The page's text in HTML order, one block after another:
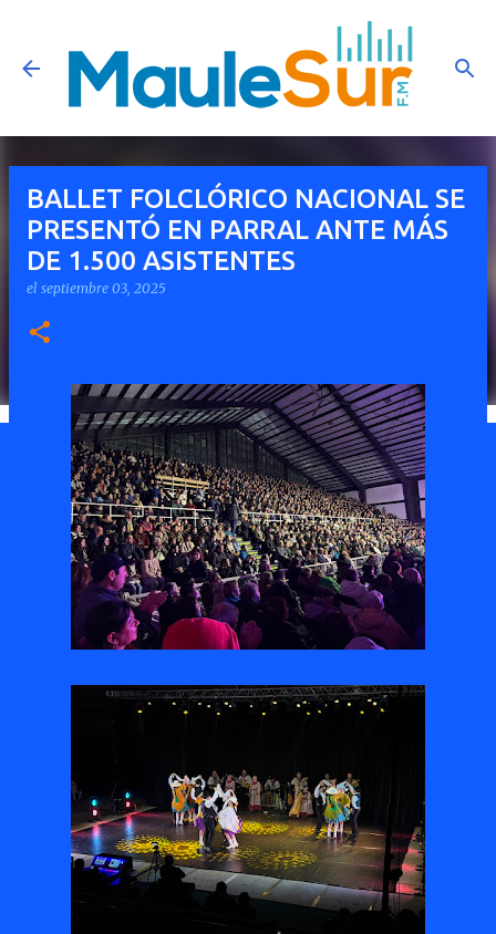
Ir al contenido principal
BALLET FOLCLÓRICO NACIONAL SE
PRESENTÓ EN PARRAL ANTE MÁS
DE 1.500 ASISTENTES
el septiembre 03, 2025